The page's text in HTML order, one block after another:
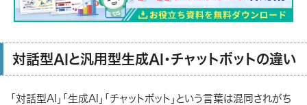
対話型AIと汎用型生成AI・チャットボットの違い
「対話型AI」「生成AI」「チャットボット」という言葉は混同されがち